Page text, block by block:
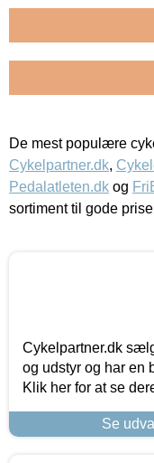
De mest populære
Cykelpartner.dk,
Pedalatleten.dk og
sortiment til gode
Cykelpartner.dk
og udstyr og har en
Klik her for at se
Se